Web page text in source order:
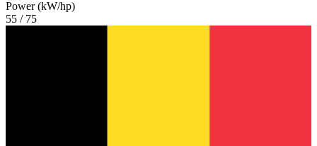
Power (kW/hp)
55 / 75